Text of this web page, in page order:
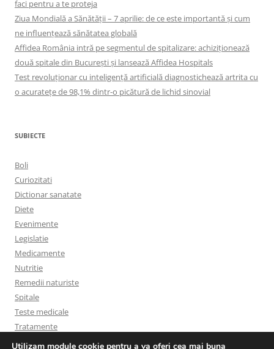
faci pentru a te proteja
Ziua Mondială a Sănătății – 7 aprilie: de ce este importantă și cum
ne influențează sănătatea globală
Affidea România intră pe segmentul de spitalizare: achiziționează
două spitale din București și lansează Affidea Hospitals
Test revoluționar cu inteligență artificială diagnostichează artrita cu
o acuratețe de 98,1% dintr-o picătură de lichid sinovial
SUBIECTE
Boli
Curiozitati
Dictionar sanatate
Diete
Evenimente
Legislatie
Medicamente
Nutritie
Remedii naturiste
Spitale
Teste medicale
Tratamente
Utilizam module cookie pentru a va oferi cea mai buna